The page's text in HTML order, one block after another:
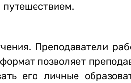
путешествием.
Преподаватели
позволяет
его личные